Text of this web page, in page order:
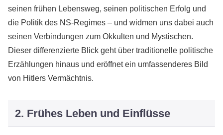
seinen frühen Lebensweg, seinen politischen Erfolg und
die Politik des NS-Regimes – und widmen uns dabei auch
seinen Verbindungen zum Okkulten und Mystischen.
Dieser differenzierte Blick geht über traditionelle politische
Erzählungen hinaus und eröffnet ein umfassenderes Bild
von Hitlers Vermächtnis.
2. Frühes Leben und Einflüsse